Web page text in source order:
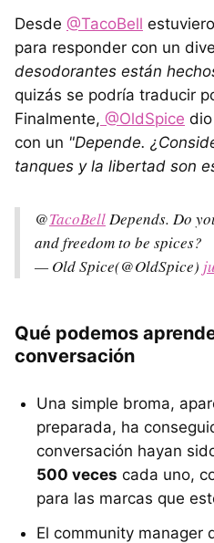
Desde @TacoBell
para responder con un
desodorantes están
quizás se podría traducir
Finalmente, @OldSpice
con un "Depende.
tanques y la libertad son
@TacoBellDepends. Do
and freedom to be spices?
— Old Spice(@OldSpice)
Qué podemos
conversación
Una simple broma,
preparada, ha
conversación hayan
500 veces cada uno,
para las marcas que
El community manager